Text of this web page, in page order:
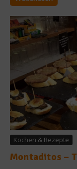
Kochen & Rezepte
Montaditos –